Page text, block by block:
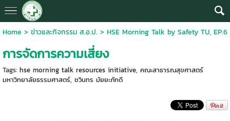
Home > ข่าวและกิจกรรม ส.อ.ป. > HSE Morning Talk by Safety TU, EP.6
การจัดการความเสี่ยง
Tags: hse morning talk resources initiative, คณะสาธารณสุขศาสตร์
มหาวิทยาลัยธรรมศาสตร์, ชวินทร มัยยะภักดี